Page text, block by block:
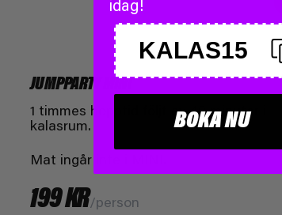
JUMPPARTY MINI
1 timmes hopptid följt av 40 minuter i
kalasrum.
Mat ingår inte i MINI.
199 KR/person
idag!
KALAS15
BOKA NU